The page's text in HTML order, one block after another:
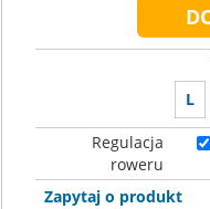
L
Regulacja
roweru
Zapytaj o produkt